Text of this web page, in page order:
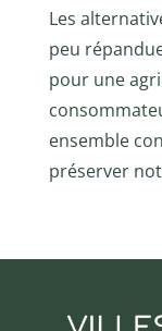
Les
peu
pour une
ensemble
préserver